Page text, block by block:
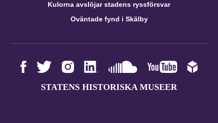
Kulorna avslöjar stadens ryssförsvar
Oväntade fynd i Skälby
STATENS HISTORISKA MUSEER